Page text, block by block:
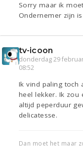
Sorry maar ik
Ondernemer zijn
tv-icoon
donderdag 29
08:52
Ik vind paling toch
heel lekker. Ik zou
altijd peperduur
delicatesse.
Dan moet het maar